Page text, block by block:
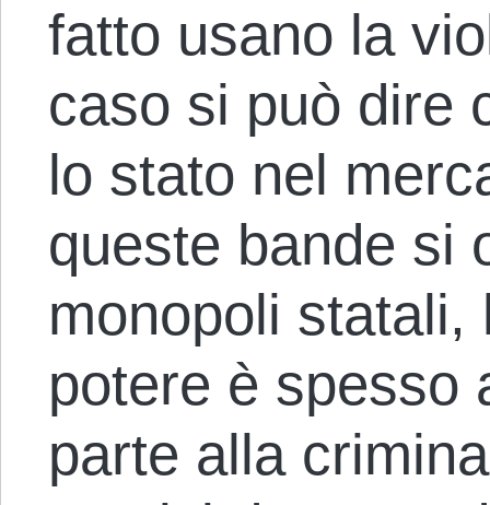
fatto usano la
caso si può dire
lo stato nel
queste bande si
monopoli
potere è spesso
parte alla